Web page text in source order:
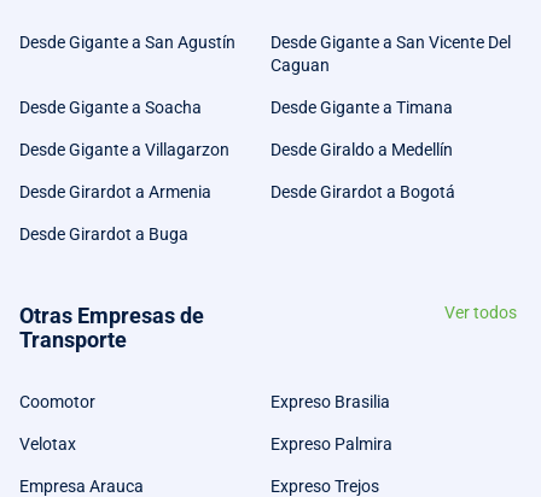
Desde Gigante a San Agustín
Desde Gigante a San Vicente Del
Caguan
Desde Gigante a Soacha Desde Gigante a Timana
Desde Gigante a Villagarzon Desde Giraldo a Medellín
Desde Girardot a Armenia Desde Girardot a Bogotá
Desde Girardot a Buga
Otras Empresas de
Transporte
Ver todos
Coomotor Expreso Brasilia
Velotax Expreso Palmira
Empresa Arauca Expreso Trejos